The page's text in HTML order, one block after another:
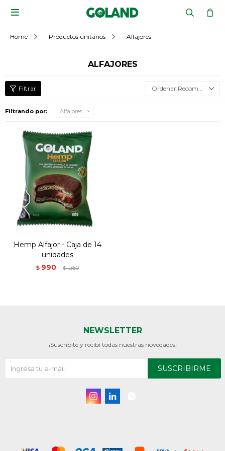

Home Productos unitarios Alfajores
ALFAJORES
Recomendados
Filtrando por: Alfajores
Hemp Alfajor - Caja de 14
unidades
$ 990 $1.350
NEWSLETTER
¡Suscribite y recibí todas nuestras novedades!
SUSCRIBIRME
 